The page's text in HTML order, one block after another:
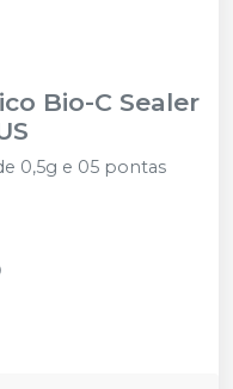
Bio-C Sealer
0,5g e 05 pontas